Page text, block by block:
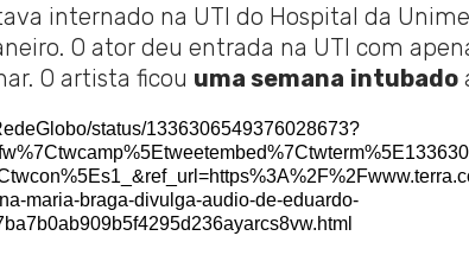
internado na UTI do Hospital da
O ator deu entrada na UTI com
O artista ficou uma semana intubado
status/1336306549376028673?
maria-braga-divulga-audio-de-eduardo-